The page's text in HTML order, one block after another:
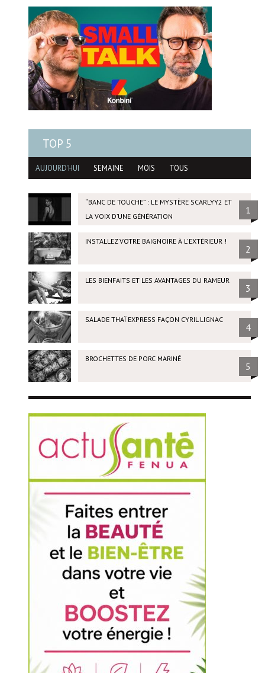
TOP 5
AUJOURD'HUI SEMAINE MOIS TOUS
“BANC DE TOUCHE” : LE MYSTÈRE SCARLYY2 ET
LA VOIX D’UNE GÉNÉRATION
1
INSTALLEZ VOTRE BAIGNOIRE À L'EXTÉRIEUR !
2
LES BIENFAITS ET LES AVANTAGES DU RAMEUR
3
SALADE THAÏ EXPRESS FAÇON CYRIL LIGNAC
4
BROCHETTES DE PORC MARINÉ
5